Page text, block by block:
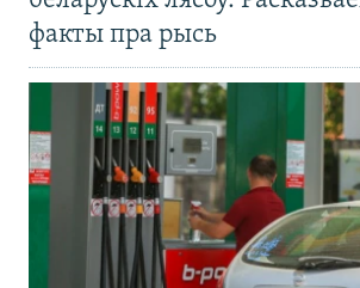
факты пра рысь